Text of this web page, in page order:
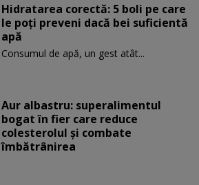
Hidratarea corectă: 5 boli pe care
le poți preveni dacă bei suficientă
apă
Consumul de apă, un gest atât...
Aur albastru: superalimentul
bogat în fier care reduce
colesterolul și combate
îmbătrânirea